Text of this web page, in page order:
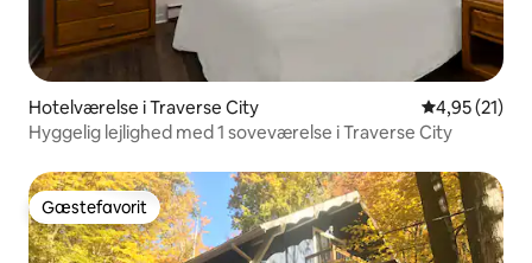
Hotelværelse i Traverse City 4,95 ud af 5
4,95 (21)
Hyggelig lejlighed med 1 soveværelse i Traverse City
Gæstefavorit
Gæstefavorit